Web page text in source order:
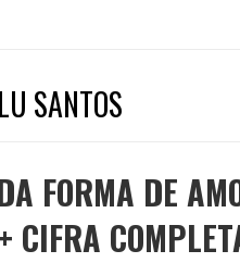
SANTOS
FORMA DE